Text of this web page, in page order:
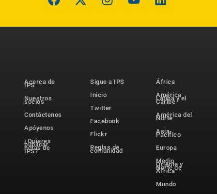
Acerca de
IPS
Nuestros
socios
Contáctenos
Apóyenos
¿Quieres
publicar
notas de
IPS?
Sigue a IPS
Inicio
Twitter
Facebook
Flickr
Reglas de
comunidad
África
América
Latina y el
Caribe
América del
Norte
Asia-
Pacífico
Europa
Medio
Oriente y
Norte de
África
Mundo